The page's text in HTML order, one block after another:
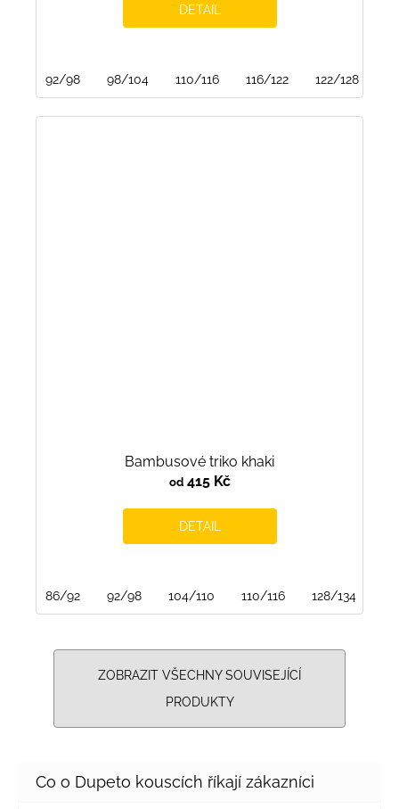
DETAIL
92/98 98/104 110/116 116/122 122/128
Bambusové triko khaki
od415 Kč
DETAIL
86/92 92/98 104/110 110/116 128/134
ZOBRAZIT VŠECHNY SOUVISEJÍCÍ
PRODUKTY